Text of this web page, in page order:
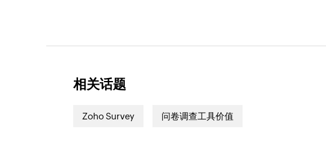
相关话题
Zoho Survey 问卷调查工具价值